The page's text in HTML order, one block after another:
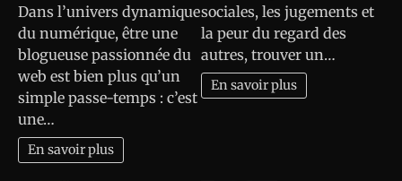
Dans l’univers dynamique
du numérique, être une
blogueuse passionnée du
web est bien plus qu’un
simple passe-temps : c’est
une…
En savoir plus
sociales, les jugements et
la peur du regard des
autres, trouver un…
En savoir plus